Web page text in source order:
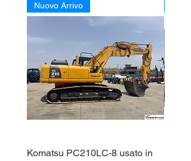
Nuovo Arrivo
Komatsu PC210LC-8 usato in